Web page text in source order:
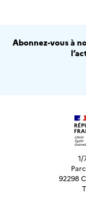
Abonnez-vous à
1/
92298